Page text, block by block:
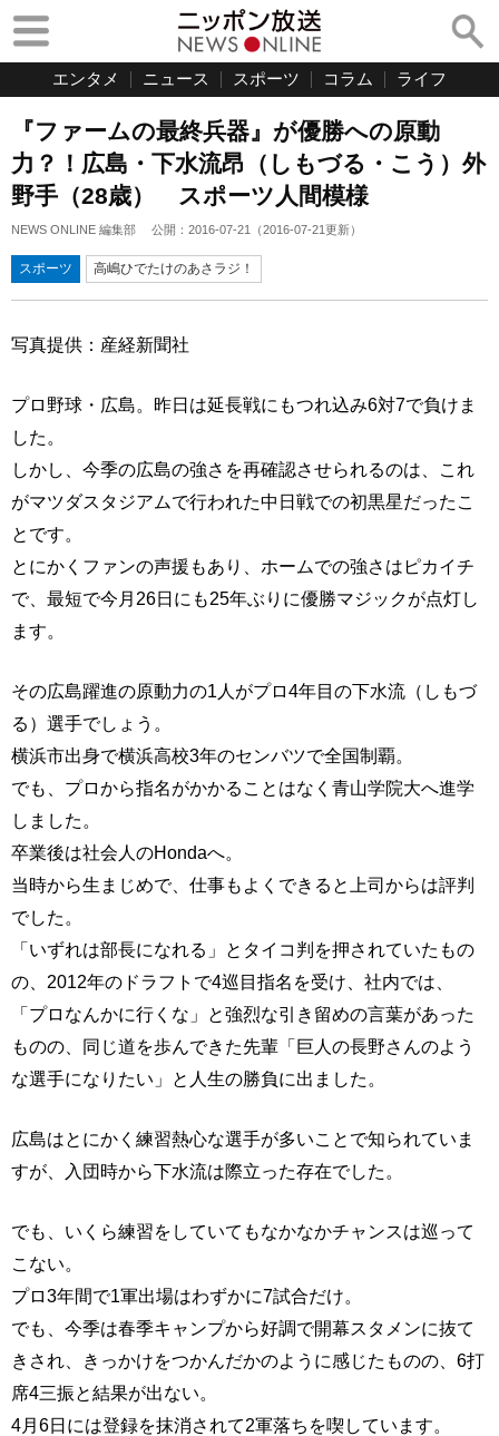
エンタメ ニュース スポーツ コラム ライフ
『ファームの最終兵器』が優勝への原動
力？！広島・下水流昂（しもづる・こう）外
野手（28歳） スポーツ人間模様
NEWS ONLINE 編集部 公開： 2016-07-21 （2016-07-21更新）
スポーツ 高嶋ひでたけのあさラジ！
写真提供：産経新聞社
プロ野球・広島。昨日は延長戦にもつれ込み6対7で負けま
した。
しかし、今季の広島の強さを再確認させられるのは、これ
がマツダスタジアムで行われた中日戦での初黒星だったこ
とです。
とにかくファンの声援もあり、ホームでの強さはピカイチ
で、最短で今月26日にも25年ぶりに優勝マジックが点灯し
ます。
その広島躍進の原動力の1人がプロ4年目の下水流（しもづ
る）選手でしょう。
横浜市出身で横浜高校3年のセンバツで全国制覇。
でも、プロから指名がかかることはなく青山学院大へ進学
しました。
卒業後は社会人のHondaへ。
当時から生まじめで、仕事もよくできると上司からは評判
でした。
「いずれは部長になれる」とタイコ判を押されていたもの
の、2012年のドラフトで4巡目指名を受け、社内では、
「プロなんかに行くな」と強烈な引き留めの言葉があった
ものの、同じ道を歩んできた先輩「巨人の長野さんのよう
な選手になりたい」と人生の勝負に出ました。
広島はとにかく練習熱心な選手が多いことで知られていま
すが、入団時から下水流は際立った存在でした。
でも、いくら練習をしていてもなかなかチャンスは巡って
こない。
プロ3年間で1軍出場はわずかに7試合だけ。
でも、今季は春季キャンプから好調で開幕スタメンに抜て
きされ、きっかけをつかんだかのように感じたものの、6打
席4三振と結果が出ない。
4月6日には登録を抹消されて2軍落ちを喫しています。